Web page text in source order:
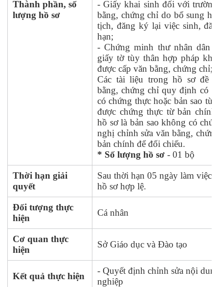
Thành phần, số
lượng hồ sơ
- Giấy khai sinh đối với
bằng, chứng chỉ do bổ sung
tịch, đăng ký lại việc sinh,
hạn;
- Chứng minh thư nhân dân
giấy tờ tùy thân hợp pháp
được cấp văn bằng, chứng chỉ;
Các tài liệu trong hồ sơ đề
bằng, chứng chỉ quy định có
có chứng thực hoặc bản sao từ
được chứng thực từ bản
hồ sơ là bản sao không có
nghị chỉnh sửa văn bằng,
bản chính để đối chiếu.
* Số lượng hồ sơ - 01 bộ
Thời hạn giải
quyết
Sau thời hạn 05 ngày làm việc
hồ sơ hợp lệ.
Đối tượng thực
hiện
Cá nhân
Cơ quan thực
hiện
Sở Giáo dục và Đào tạo
Kết quả thực hiện
- Quyết định chỉnh sửa nội
nghiệp